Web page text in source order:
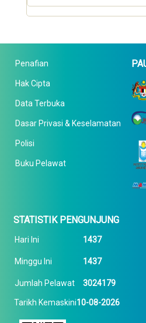
Penafian
Hak Cipta
Data Terbuka
Dasar Privasi & Keselamatan
Polisi
Buku Pelawat
STATISTIK PENGUNJUNG
Hari Ini 1437
Minggu Ini 1437
Jumlah Pelawat 3024179
Tarikh Kemaskini10-08-2026